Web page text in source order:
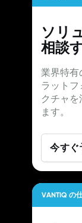
ソリ
相談
業界特有
ラットフ
クチャ
ます。
今すぐ
VANTIQ の